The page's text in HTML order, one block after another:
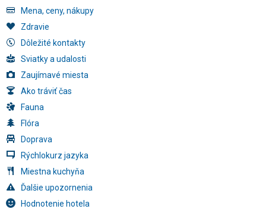
Mena, ceny, nákupy
Zdravie
Dôležité kontakty
Sviatky a udalosti
Zaujímavé miesta
Ako tráviť čas
Fauna
Flóra
Doprava
Rýchlokurz jazyka
Miestna kuchyňa
Ďalšie upozornenia
Hodnotenie hotela